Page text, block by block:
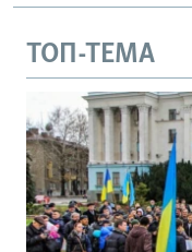
ТОП-ТЕМА